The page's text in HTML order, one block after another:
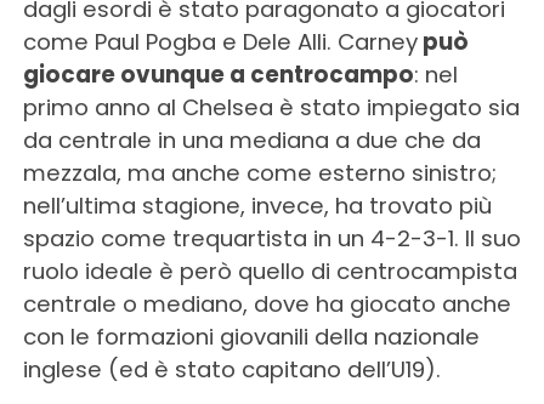
dagli esordi è stato paragonato a giocatori
come Paul Pogba e Dele Alli. Carneypuò
giocare ovunque a centrocampo: nel
primo anno al Chelsea è stato impiegato sia
da centrale in una mediana a due che da
mezzala, ma anche come esterno sinistro;
nell’ultima stagione, invece, ha trovato più
spazio come trequartista in un 4-2-3-1. Il suo
ruolo ideale è però quello di centrocampista
centrale o mediano, dove ha giocato anche
con le formazioni giovanili della nazionale
inglese (ed è stato capitano dell’U19).